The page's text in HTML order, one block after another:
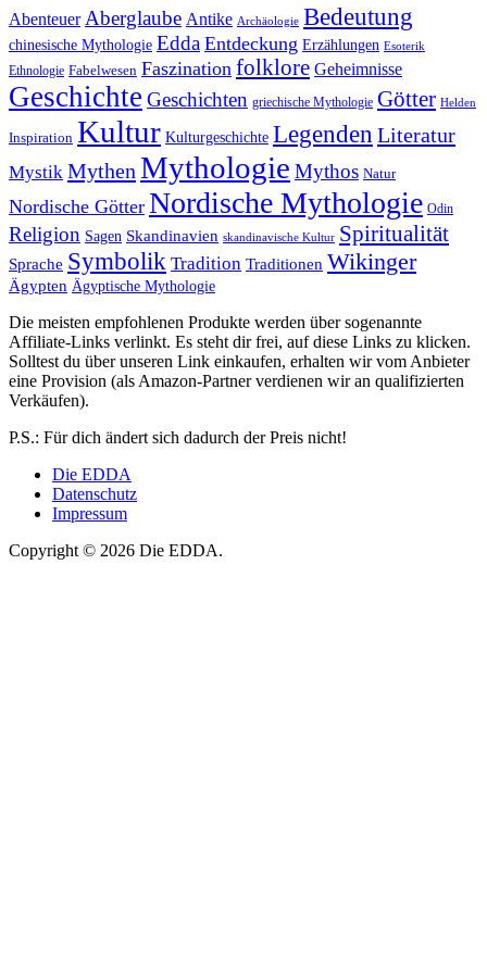
Abenteuer Aberglaube Antike Archäologie Bedeutung
chinesische Mythologie Edda Entdeckung Erzählungen Esoterik
Ethnologie Fabelwesen Faszination folklore Geheimnisse
Geschichte Geschichten griechische Mythologie Götter Helden
Inspiration Kultur Kulturgeschichte Legenden Literatur
Mystik Mythen Mythologie Mythos Natur
Nordische Götter Nordische Mythologie Odin
Religion Sagen Skandinavien skandinavische Kultur Spiritualität
Sprache Symbolik Tradition Traditionen Wikinger
Ägypten Ägyptische Mythologie
Die meisten empfohlenen Produkte werden über sogenannte
Affiliate-Links verlinkt. Es steht dir frei, auf diese Links zu klicken.
Solltest du über unseren Link einkaufen, erhalten wir vom Anbieter
eine Provision (als Amazon-Partner verdienen wir an qualifizierten
Verkäufen).
P.S.: Für dich ändert sich dadurch der Preis nicht!
Die EDDA
Datenschutz
Impressum
Copyright © 2026 Die EDDA.